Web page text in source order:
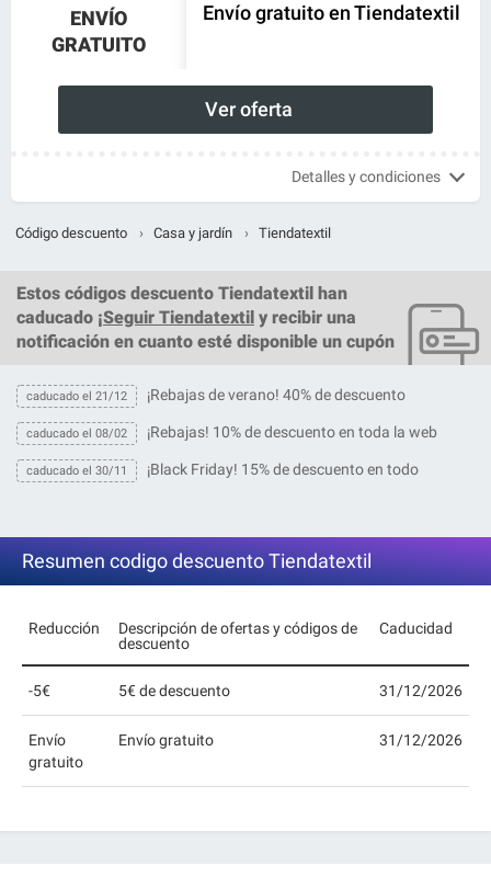
ENVÍO
GRATUITO
Envío gratuito en Tiendatextil
Ver oferta
Detalles y condiciones
Código descuento › Casa y jardín › Tiendatextil
Estos códigos descuento Tiendatextil han
caducado ¡Seguir Tiendatextil y recibir una
notificación en cuanto esté disponible un cupón
caducado el 21/12 ¡Rebajas de verano! 40% de descuento
caducado el 08/02 ¡Rebajas! 10% de descuento en toda la web
caducado el 30/11 ¡Black Friday! 15% de descuento en todo
Resumen codigo descuento Tiendatextil
Reducción
Descripción de ofertas y códigos de
descuento
Caducidad
-5€ 5€ de descuento 31/12/2026
Envío
gratuito
Envío gratuito 31/12/2026